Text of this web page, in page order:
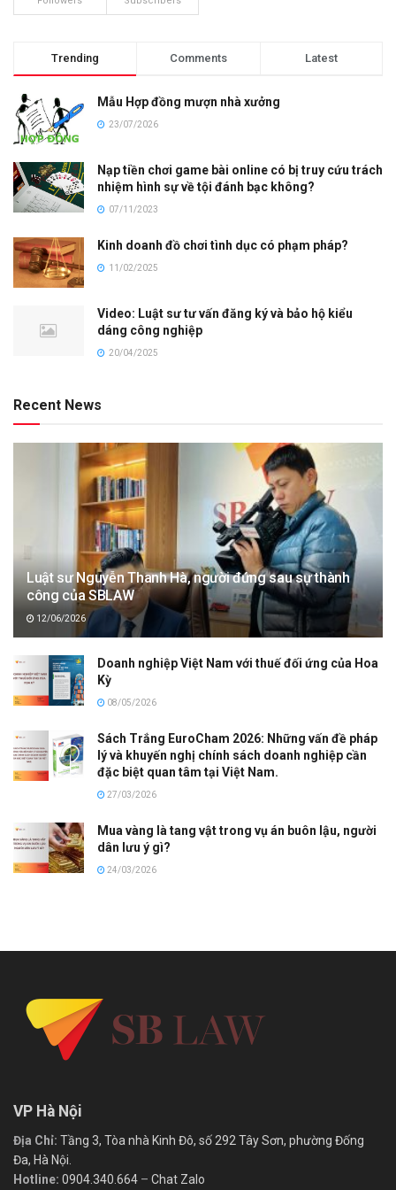
Trending Comments Latest
Mẫu Hợp đồng mượn nhà xưởng
23/07/2026
Nạp tiền chơi game bài online có bị truy cứu trách
nhiệm hình sự về tội đánh bạc không?
07/11/2023
Kinh doanh đồ chơi tình dục có phạm pháp?
11/02/2025
Video: Luật sư tư vấn đăng ký và bảo hộ kiểu
dáng công nghiệp
20/04/2025
Recent News
Luật sư Nguyễn Thanh Hà, người đứng sau sự thành
công của SBLAW
12/06/2026
Doanh nghiệp Việt Nam với thuế đối ứng của Hoa
Kỳ
08/05/2026
Sách Trắng EuroCham 2026: Những vấn đề pháp
lý và khuyến nghị chính sách doanh nghiệp cần
đặc biệt quan tâm tại Việt Nam.
27/03/2026
Mua vàng là tang vật trong vụ án buôn lậu, người
dân lưu ý gì?
24/03/2026
VP Hà Nội
Địa Chỉ: Tầng 3, Tòa nhà Kinh Đô, số 292 Tây Sơn, phường Đống
Đa, Hà Nội.
Hotline: 0904.340.664 – Chat Zalo